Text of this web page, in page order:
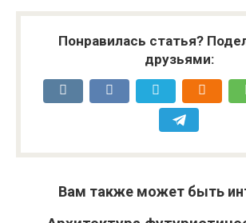
Понравилась статья?
друзьями:
Вам также может быть